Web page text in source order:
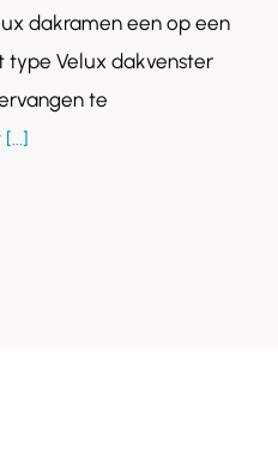
dakramen een op een
type Velux dakvenster
te
[...]